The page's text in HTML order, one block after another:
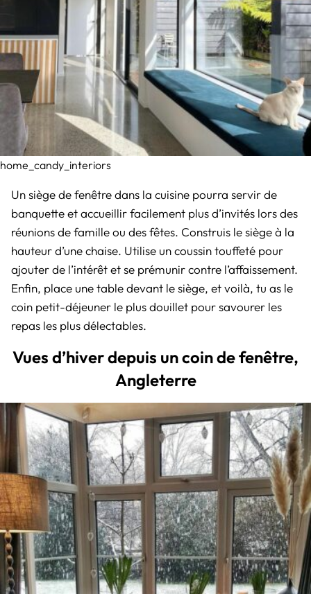
home_candy_interiors
Un siège de fenêtre dans la cuisine pourra servir de
banquette et accueillir facilement plus d’invités lors des
réunions de famille ou des fêtes. Construis le siège à la
hauteur d’une chaise. Utilise un coussin touffeté pour
ajouter de l’intérêt et se prémunir contre l’affaissement.
Enfin, place une table devant le siège, et voilà, tu as le
coin petit-déjeuner le plus douillet pour savourer les
repas les plus délectables.
Vues d’hiver depuis un coin de fenêtre,
Angleterre